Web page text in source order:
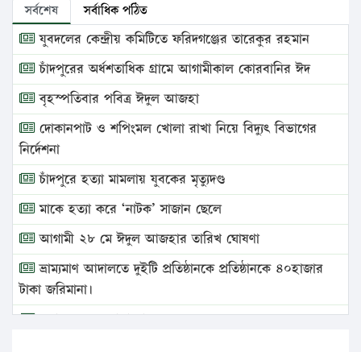
সর্বশেষ সর্বাধিক পঠিত
যুবদলের কেন্দ্রীয় কমিটিতে ফরিদগঞ্জের তারেকুর রহমান
চাঁদপুরের অর্ধশতাধিক গ্রামে আগামীকাল কোরবানির ঈদ
বৃহস্পতিবার পবিত্র ঈদুল আজহা
দোকানপাট ও শপিংমল খোলা রাখা নিয়ে বিদ্যুৎ বিভাগের
নির্দেশনা
চাঁদপুরে হত্যা মামলায় যুবকের মৃত্যুদণ্ড
মাকে হত্যা করে ‘নাটক’ সাজান ছেলে
আগামী ২৮ মে ঈদুল আজহার তারিখ ঘোষণা
ভ্রাম্যমাণ আদালতে দুইটি প্রতিষ্ঠানকে প্রতিষ্ঠানকে ৪০হাজার
টাকা জরিমানা।
এবার লঞ্চের ভাড়া বাড়ল